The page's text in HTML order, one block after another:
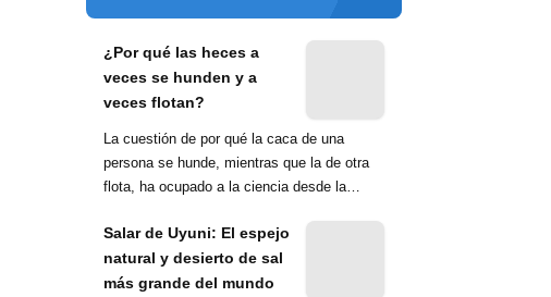
¿Por qué las heces a
veces se hunden y a
veces flotan?
La cuestión de por qué la caca de una
persona se hunde, mientras que la de otra
flota, ha ocupado a la ciencia desde la
Salar de Uyuni: El espejo
natural y desierto de sal
más grande del mundo